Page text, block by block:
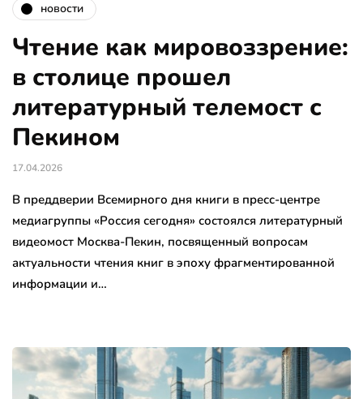
новости
Чтение как мировоззрение:
в столице прошел
литературный телемост с
Пекином
17.04.2026
В преддверии Всемирного дня книги в пресс-центре
медиагруппы «Россия сегодня» состоялся литературный
видеомост Москва-Пекин, посвященный вопросам
актуальности чтения книг в эпоху фрагментированной
информации и…